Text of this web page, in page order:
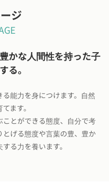
ジ
かな人間性を持った子
る。
能力を身につけます。自然
ます。
とができる態度、自分で考
げる態度や言葉の豊、豊か
る力を養います。